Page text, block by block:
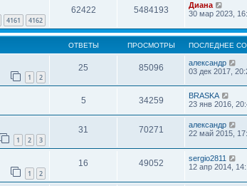
4161 4162
62422 5484193
Диана
30 мар 2023,
ОТВЕТЫ ПРОСМОТРЫ ПОСЛЕДНЕЕ
1 2
25 85096
александр
03 дек 2017,
5 34259
BRASKA
23 янв 2016,
1 2 3
31 70271
александр
22 май 2015,
1 2
16 49052
sergio2811
12 апр 2014,